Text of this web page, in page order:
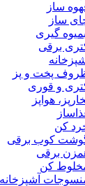
ساز
ساز
آبمیوه گیری
برقی
پخت و پز
و قوری
هواپز
کن
کوب برقی
برقی
کن
آشپزخانه